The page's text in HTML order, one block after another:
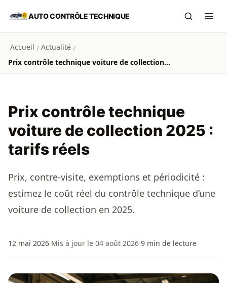
Aller au contenu principal
AUTO CONTRÔLE TECHNIQUE
Accueil / Actualité /
Prix contrôle technique voiture de collection 2025 : tarifs réels
Prix contrôle technique
voiture de collection 2025 :
tarifs réels
Prix, contre-visite, exemptions et périodicité :
estimez le coût réel du contrôle technique d’une
voiture de collection en 2025.
12 mai 2026·Mis à jour le 04 août 2026·9 min de lecture